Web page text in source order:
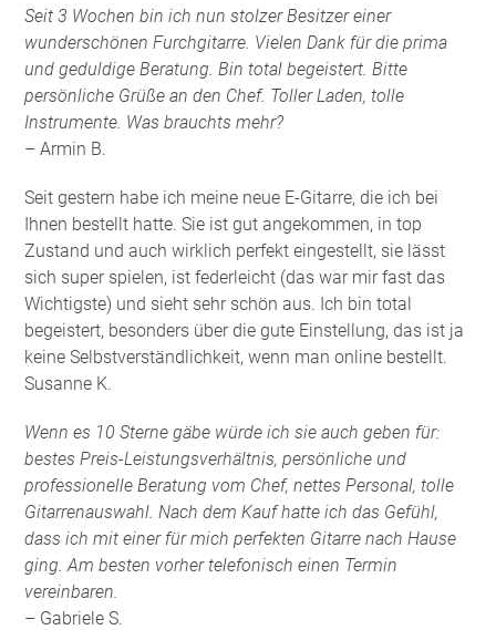
Seit 3 Wochen bin ich nun stolzer Besitzer einer
wunderschönen Furchgitarre. Vielen Dank für die prima
und geduldige Beratung. Bin total begeistert. Bitte
persönliche Grüße an den Chef. Toller Laden, tolle
Instrumente. Was brauchts mehr?
– Armin B.
Seit gestern habe ich meine neue E-Gitarre, die ich bei
Ihnen bestellt hatte. Sie ist gut angekommen, in top
Zustand und auch wirklich perfekt eingestellt, sie lässt
sich super spielen, ist federleicht (das war mir fast das
Wichtigste) und sieht sehr schön aus. Ich bin total
begeistert, besonders über die gute Einstellung, das ist ja
keine Selbstverständlichkeit, wenn man online bestellt.
Susanne K.
Wenn es 10 Sterne gäbe würde ich sie auch geben für:
bestes Preis-Leistungsverhältnis, persönliche und
professionelle Beratung vom Chef, nettes Personal, tolle
Gitarrenauswahl. Nach dem Kauf hatte ich das Gefühl,
dass ich mit einer für mich perfekten Gitarre nach Hause
ging. Am besten vorher telefonisch einen Termin
vereinbaren.
– Gabriele S.